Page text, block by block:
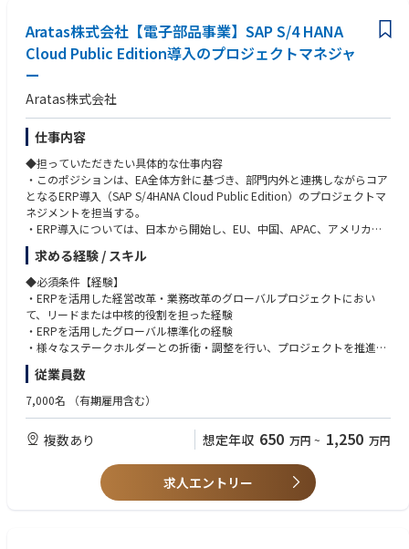
└業務役割について：部品品質調査：3名 部品構成管理：5名 AI活用：
4名 輸出管理：2名、マネージャー：1名
【働き方】
・部署の平均残業時間：約20ｈ／月
・休憩時間とは別に1日1回中断可能
・在宅勤務：あり
・フレックス勤務：業務に合わせて柔軟に利用可能
・転勤：なし
【職場の魅力】
・世界的にトップシェアをもつ電子ビームマスク描画装置の製品品質向上
に関わる分野で活躍できます。
れます。
・同じ部内の開発/設計/製造担当者、品質保証部、技術管理部、輸出管理
部、サービス部等、様々な部署と連携/協力し、品質向上活動を行うの
で、広範囲での社内人脈が構築できます。
・該非判定業務は担い手が多く、技術者や製造担当者だけでなく、通関士
やフォワーダー、品質管理、法務など様々な職種の方が経験を活かしてキ
ャリア形成できるポジションです。
・CISTEC等の外部団体にも希望により参画可能です。
グローバル企業の本社機能の一員として、事業にとってのITの価値を具体
的に実現できる点にやりがいがある。
◆業界動向と自社事業の特徴
【事業内容】リレー・スイッチ・センサ等の中核デバイスで蓄積した“繋
ぐ・切る”技術と高品質・信頼性を強みに、EV・エネルギー・産業機器な
ど成長市場を支える電子部品事業。
【強み】長年培った高品質・高信頼性の技術力とグローバル顧客基盤。
【今後の展望】独立化により意思決定の迅速化と投資力を強化し、急拡大
する電動化・デジタル化領域での事業成長を加速。その基盤として、グロ
ーバルで標準化されたIT環境の構築を推進する。
◆歓迎する人物像
・業務変革に対して、既存の業務形態や組織風土に捉われず、標準化・最
適化を前提にプロジェクトを遂行する強い意志と行動力を有する人財
・海外現地法人の関係者との協業関係構築と意思疎通ができる人財
◆使用する開発言語・ソフト・装置/機器等
SAP S/4HANA Cloud Public Editionを中心に、プロジェクトマネジメント
ツール、各種コラボレーションツール（Teams等）を活用
Aratas株式会社【電子部品事業】SAP S/4 HANA
Cloud Public Edition導入のプロジェクトマネジャ
ー
Aratas株式会社
仕事内容
◆担っていただきたい具体的な仕事内容
・このポジションは、EA全体方針に基づき、部門内外と連携しながらコア
となるERP導入（SAP S/4HANA Cloud Public Edition）のプロジェクトマ
ネジメントを担当する。
・ERP導入については、日本から開始し、EU、中国、APAC、アメリカの
順に展開し、3年を目途に完了することを目標としている。
・日本での立上げフェーズをリードするとともに、グローバル展開に向け
た導入モデルの確立および各地域展開の推進を担う。
◆具体的な仕事内容に対しての期待する成果
・SAP S/4HANA Cloud Public Edition導入をPMとしてリードし、日本で
の本番稼働およびグローバル展開の基盤を確立
ステム基盤を構築
・グローバルステークホルダーを巻き込み、プロジェクトを完遂し、独立
後の事業運営をITで支える基盤を確立
◆この仕事の魅力
という中核プロジェクトをリードし、グローバルに展開していく。
特に、日本での立上げフェーズから参画し、グローバル展開の基盤となる
求める経験 / スキル
◆必須条件【経験】
・ERPを活用した経営改革・業務改革のグローバルプロジェクトにおい
て、リードまたは中核的役割を担った経験
・ERPを活用したグローバル標準化の経験
・様々なステークホルダーとの折衝・調整を行い、プロジェクトを推進し
た経験
◆必須条件【スキル】
定領域に強みを保有）
・日本語・英語ともにビジネスレベル（グローバルプロジェクトでの会
議・資料作成・コミュニケーションが可能）
従業員数
7,000名 （有期雇用含む）
複数あり 想定年収 650 万円 ~ 1,250 万円
求人エントリー